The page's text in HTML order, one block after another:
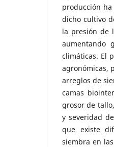
producción
dicho cultivo
la presión de
aumentando
climáticas. El
agronómicas,
arreglos de
camas
grosor de
y severidad
que existe
siembra en